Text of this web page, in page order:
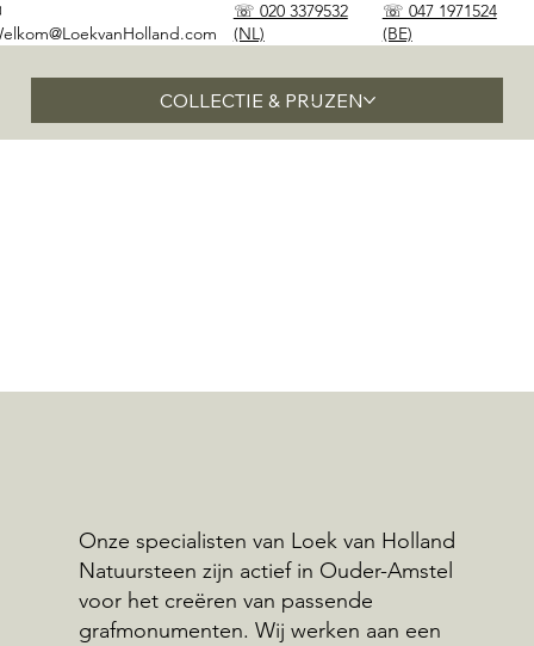
COLLECTIE & PRIJZEN
☏ 020 3379532
(NL)
☏ 047 1971524
(BE)
Onze specialisten van Loek van Holland
Natuursteen zijn actief in Ouder-Amstel
voor het creëren van passende
grafmonumenten. Wij werken aan een